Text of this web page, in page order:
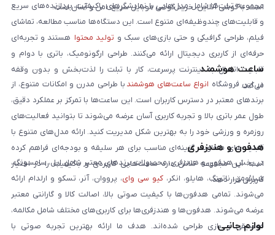
است. با گوشی آنلاین، خرید گوشی موبایل سریع، امن و آسان است.
مجموعه تبلت‌ها شامل مدل‌هایی با نمایشگرهای باکیفیت، پردازنده‌های سریع
و قابلیت‌های چندوظیفه‌ای متنوع است. این دستگاه‌ها مناسب مطالعه، تماشای
فیلم، طراحی گرافیکی و حتی بازی‌های سبک و تولید محتوا هستند و تجربه‌ای
حرفه‌ای از کاربری دیجیتال ارائه می‌کنند. طراحی ارگونومیک، باتری با دوام و
قابلیت اتصال به اینترنت پرسرعت، کار با تبلت را لذت‌بخش و بدون وقفه
می‌کند.
ساعت هوشمند
در این فروشگاه انواع ساعت‌های هوشمند با طراحی مدرن و امکانات متنوع، از
برندهای معتبر در دسترس کاربران است. این ساعت‌ها با تمرکز بر عملکرد دقیق،
طول عمر باتری بالا و تجربه کاربری آسان عرضه می‌شوند تا بتوانید فعالیت‌های
روزمره و ورزشی خود را به بهترین شکل مدیریت کنید. ارائه مدل‌های متنوع با
قابلیت‌های متفاوت، گزینه‌ای مناسب برای هر سلیقه و بودجه‌ای فراهم کرده
است. این مجموعه تلاش دارد ساعت‌هایی کاربردی و باکیفیت را در اختیار
کاربران قرار دهد.
هدفون و هندزفری
در بخش هدفون و هندزفری، محصولات برندهای معتبر شامل اپل، سامسونگ،
شیائومی، ناتینگ، هایلو، انکر، کیو سی وای، پرووان، آنر، تسکو و ارلدام ارائه
می‌شوند. تمامی هدفون‌ها با کیفیت صوتی بالا، اصالت کالا و گارانتی معتبر
عرضه می‌شوند. هدفون‌ها و هندزفری‌ها برای کاربری‌های مختلف شامل مکالمه،
موسیقی و بازی طراحی شده‌اند. هدف ما ارائه بهترین تجربه صوتی با
لوازم جانبی